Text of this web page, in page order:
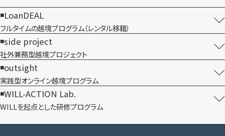
LoanDEAL
フルタイムの越境プログラム​（レンタル移籍）
side project
社外兼務型​越境プロジェクト
outsight
実践型オンライン​越境プログラム
WILL-ACTION Lab.
WILLを​起点とした​研修プログラム